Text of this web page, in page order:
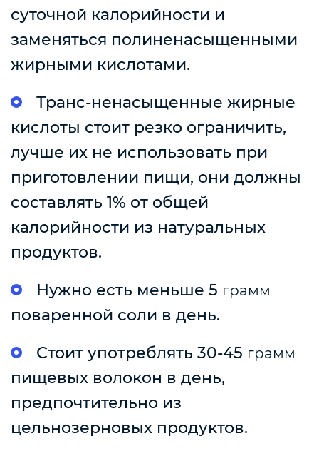
суточной калорийности и
заменяться полиненасыщенными
жирными кислотами.
Транс-ненасыщенные жирные
кислоты стоит резко ограничить,
лучше их не использовать при
приготовлении пищи, они должны
составлять 1% от общей
калорийности из натуральных
продуктов.
Нужно есть меньше 5 грамм
поваренной соли в день.
Стоит употреблять 30-45 грамм
пищевых волокон в день,
предпочтительно из
цельнозерновых продуктов.